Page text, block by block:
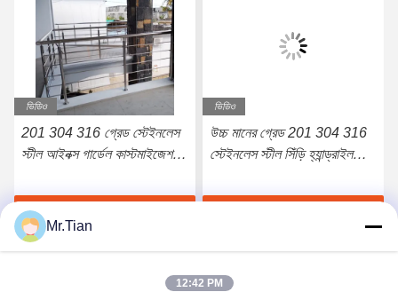
ভিডিও
201 304 316 গ্রেড স্টেইনলেস
স্টীল আইনক্স গার্ডেল কাস্টমাইজেশন
ভিডিও
উচ্চ মানের গ্রেড 201 304 316
স্টেইনলেস স্টীল সিঁড়ি হ্যান্ড্রাইল
Mr.Tian
12:42 PM